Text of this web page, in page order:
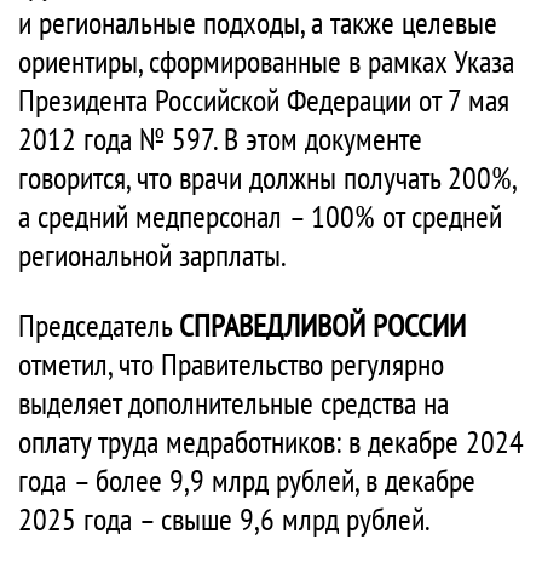
и региональные подходы, а также целевые
ориентиры, сформированные в рамках Указа
Президента Российской Федерации от 7 мая
2012 года № 597. В этом документе
говорится, что врачи должны получать 200%,
а средний медперсонал – 100% от средней
региональной зарплаты.
ПредседательСПРАВЕДЛИВОЙ РОССИИ
отметил, что Правительство регулярно
выделяет дополнительные средства на
оплату труда медработников: в декабре 2024
года – более 9,9 млрд рублей, в декабре
2025 года – свыше 9,6 млрд рублей.